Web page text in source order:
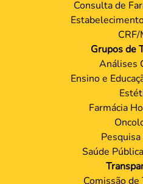
Consulta de
CRF/
Grupos de
Análises
Ensino e
Farmácia
Saúde
Comissão de